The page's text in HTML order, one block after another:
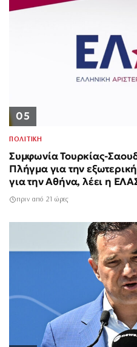
05
ΠΟΛΙΤΙΚΗ
Συμφωνία Τουρκίας-
Πλήγμα για την
για την Αθήνα, λέει η
πριν από 21 ώρες